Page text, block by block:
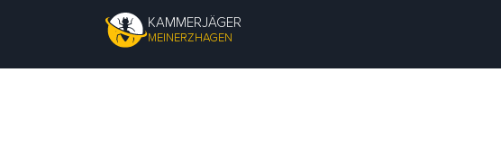
KAMMERJÄGER
MEINERZHAGEN